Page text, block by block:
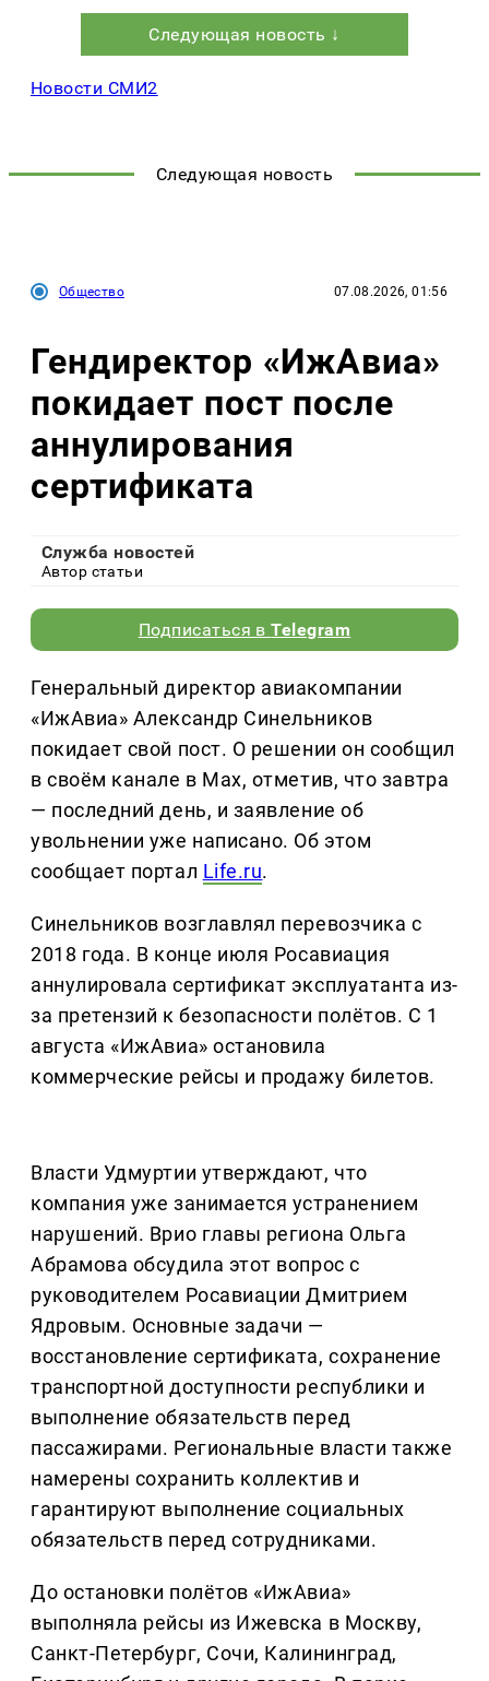
Следующая новость ↓
Новости СМИ2
Следующая новость
Общество 07.08.2026, 01:56
Гендиректор «ИжАвиа»
покидает пост после
аннулирования
сертификата
Служба новостей
Автор статьи
Подписаться вTelegram
Генеральный директор авиакомпании
«ИжАвиа» Александр Синельников
покидает свой пост. О решении он сообщил
в своём канале в Max, отметив, что завтра
— последний день, и заявление об
увольнении уже написано. Об этом
сообщает портал Life.ru.
Синельников возглавлял перевозчика с
2018 года. В конце июля Росавиация
аннулировала сертификат эксплуатанта из-
за претензий к безопасности полётов. С 1
августа «ИжАвиа» остановила
коммерческие рейсы и продажу билетов.
Власти Удмуртии утверждают, что
компания уже занимается устранением
нарушений. Врио главы региона Ольга
Абрамова обсудила этот вопрос с
руководителем Росавиации Дмитрием
Ядровым. Основные задачи —
восстановление сертификата, сохранение
транспортной доступности республики и
выполнение обязательств перед
пассажирами. Региональные власти также
намерены сохранить коллектив и
гарантируют выполнение социальных
обязательств перед сотрудниками.
До остановки полётов «ИжАвиа»
выполняла рейсы из Ижевска в Москву,
Санкт-Петербург, Сочи, Калининград,